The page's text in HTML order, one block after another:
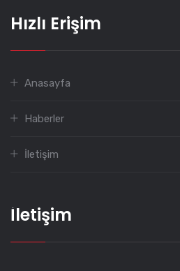
Hızlı Erişim
Anasayfa
Haberler
İletişim
İletişim